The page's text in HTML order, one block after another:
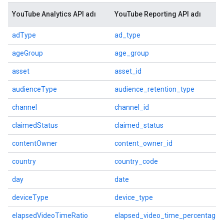
YouTube Analytics API adı YouTube Reporting API adı
adType ad_type
ageGroup age_group
asset asset_id
audienceType audience_retention_type
channel channel_id
claimedStatus claimed_status
contentOwner content_owner_id
country country_code
day date
deviceType device_type
elapsedVideoTimeRatio elapsed_video_time_percentage